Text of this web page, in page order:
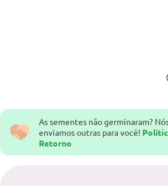
As sementes não germinaram?
enviamos outras para você!
Retorno